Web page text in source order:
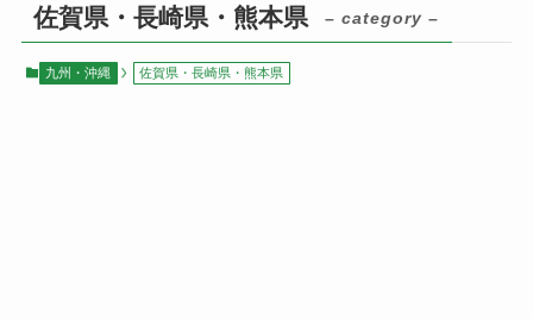
佐賀県・長崎県・熊本県 – category –
九州・沖縄 佐賀県・長崎県・熊本県